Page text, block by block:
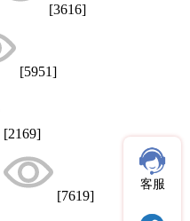
[3616]
[5951]
[2169]
[7619]
客服